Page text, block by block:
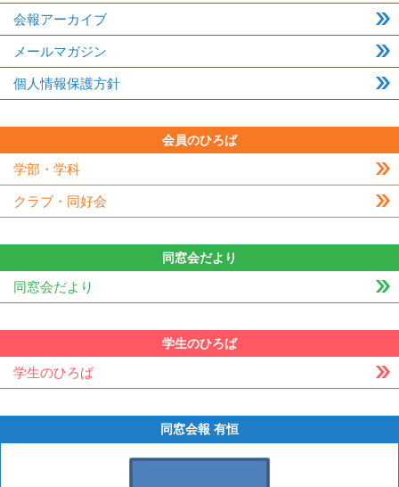
会報アーカイブ
メールマガジン
個人情報保護方針
会員のひろば
学部・学科
クラブ・同好会
同窓会だより
同窓会だより
学生のひろば
学生のひろば
同窓会報 有恒